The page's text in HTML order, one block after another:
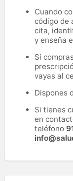
Cuando
código de
cita,
y enseña
Si
vayas al
Dispones
Si tienes
en
teléfono